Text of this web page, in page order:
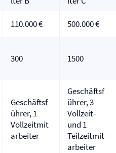
110.000 € 500.000 €
300 1500
Geschäftsf
ührer, 1
Vollzeitmit
arbeiter
Geschäftsf
ührer, 3
Vollzeit-
und 1
Teilzeitmit
arbeiter